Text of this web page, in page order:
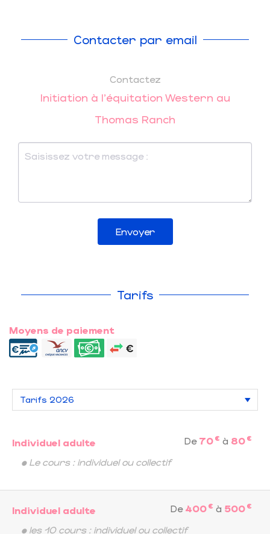
Contacter par email
Contactez
Initiation à l'équitation Western au
Thomas Ranch
Envoyer
Tarifs
Moyens de paiement
Individuel adulte De 70 € à 80 €
• Le cours : individuel ou collectif
Individuel adulte De 400 € à 500 €
• les 10 cours : individuel ou collectif